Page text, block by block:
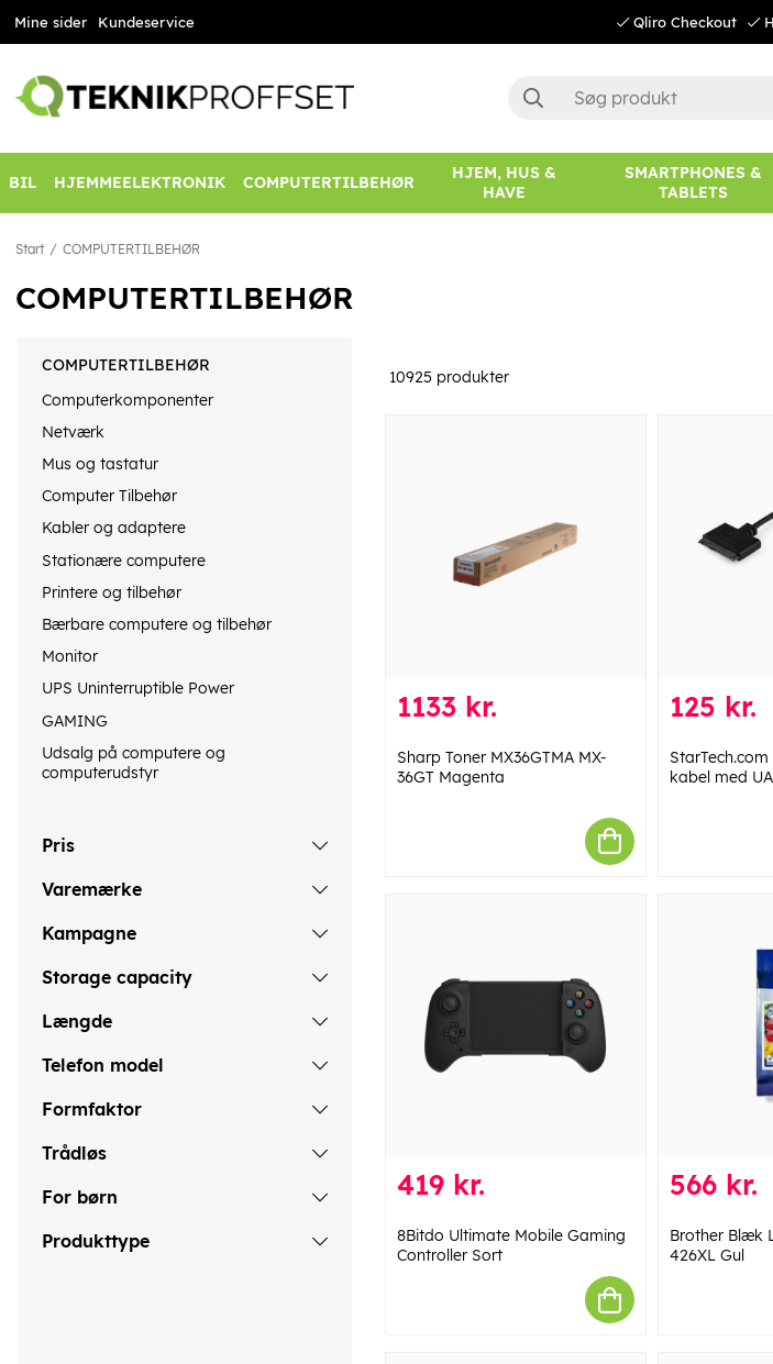
Mine sider Kundeservice Qliro Checkout
BIL HJEMMEELEKTRONIK COMPUTERTILBEHØR
HJEM, HUS &
HAVE
SMARTPHONES &
TABLETS
Start COMPUTERTILBEHØR
COMPUTERTILBEHØR
COMPUTERTILBEHØR
Computerkomponenter
Netværk
Mus og tastatur
Computer Tilbehør
Kabler og adaptere
Stationære computere
Printere og tilbehør
Bærbare computere og tilbehør
Monitor
UPS Uninterruptible Power
GAMING
Udsalg på computere og
computerudstyr
Pris
Varemærke
Kampagne
Storage capacity
Længde
Telefon model
Formfaktor
Trådløs
For børn
Produkttype
10925 produkter
1133 kr.
Sharp Toner MX36GTMA MX-
36GT Magenta
125 kr.
StarTech.com
kabel med
419 kr.
8Bitdo Ultimate Mobile Gaming
Controller Sort
566 kr.
Brother Blæk
426XL Gul